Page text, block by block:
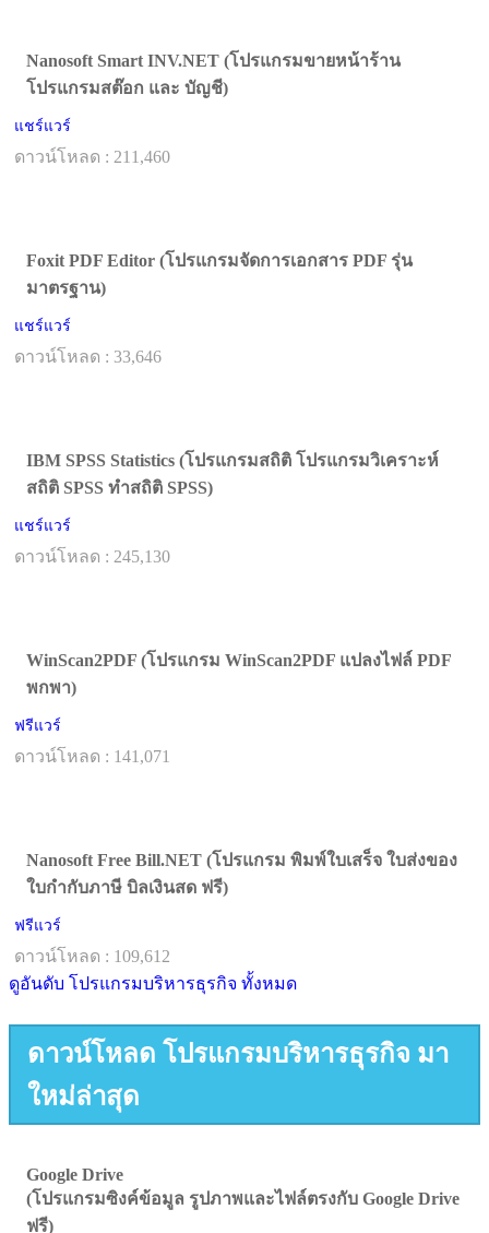
Nanosoft Smart INV.NET (โปรแกรมขายหน้าร้าน
โปรแกรมสต๊อก และ บัญชี)
แชร์แวร์
ดาวน์โหลด : 211,460
Foxit PDF Editor (โปรแกรมจัดการเอกสาร PDF รุ่น
มาตรฐาน)
แชร์แวร์
ดาวน์โหลด : 33,646
IBM SPSS Statistics (โปรแกรมสถิติ โปรแกรมวิเคราะห์
สถิติ SPSS ทำสถิติ SPSS)
แชร์แวร์
ดาวน์โหลด : 245,130
WinScan2PDF (โปรแกรม WinScan2PDF แปลงไฟล์ PDF
พกพา)
ฟรีแวร์
ดาวน์โหลด : 141,071
Nanosoft Free Bill.NET (โปรแกรม พิมพ์ใบเสร็จ ใบส่งของ
ใบกำกับภาษี บิลเงินสด ฟรี)
ฟรีแวร์
ดาวน์โหลด : 109,612
ดูอันดับ โปรแกรมบริหารธุรกิจ ทั้งหมด
ดาวน์โหลด โปรแกรมบริหารธุรกิจ มา
ใหม่ล่าสุด
Google Drive
(โปรแกรมซิงค์ข้อมูล รูปภาพและไฟล์ตรงกับ Google Drive
ฟรี)